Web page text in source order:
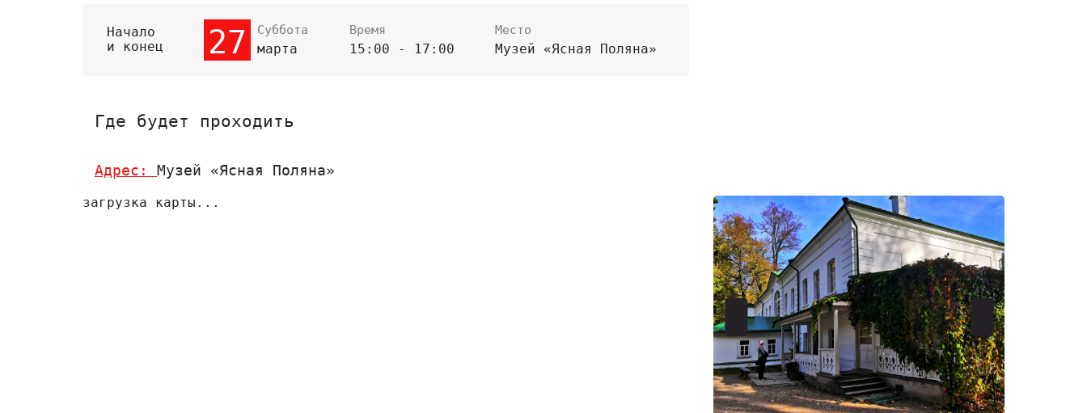
Начало
и конец
27 Суббота
марта
Время
15:00 - 17:00
Место
Музей «Ясная Поляна»
Где будет проходить
Адрес: Музей «Ясная Поляна»
загрузка карты...